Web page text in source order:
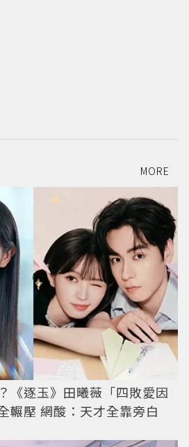
MORE
《逐玉》田曦薇「四敗愛因
輾壓 網酸：天才全靠旁白